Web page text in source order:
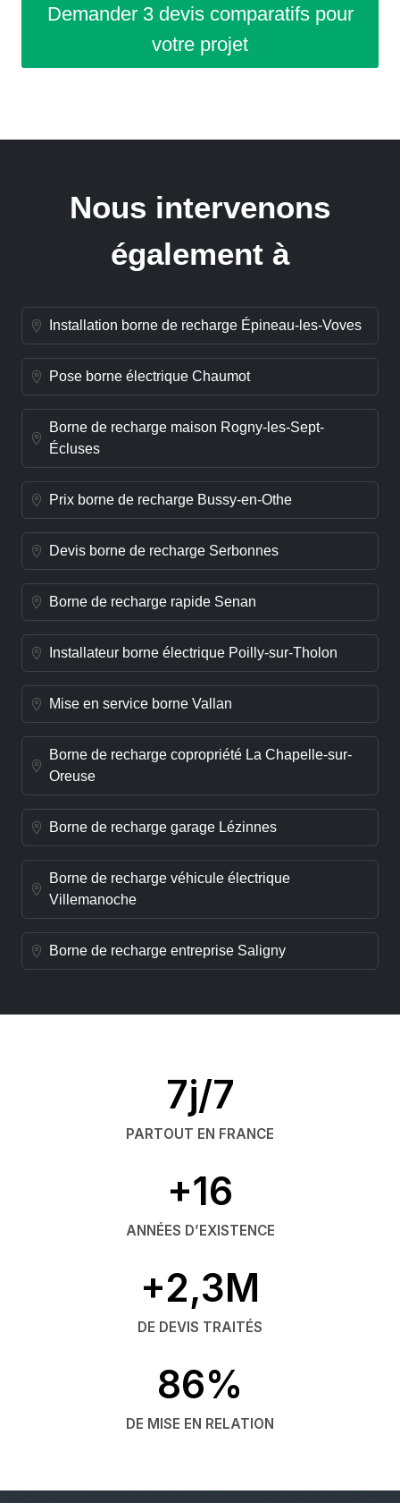
Demander 3 devis comparatifs pour
votre projet
Nous intervenons
également à
Installation borne de recharge Épineau-les-Voves
Pose borne électrique Chaumot
Borne de recharge maison Rogny-les-Sept-
Écluses
Prix borne de recharge Bussy-en-Othe
Devis borne de recharge Serbonnes
Borne de recharge rapide Senan
Installateur borne électrique Poilly-sur-Tholon
Mise en service borne Vallan
Borne de recharge copropriété La Chapelle-sur-
Oreuse
Borne de recharge garage Lézinnes
Borne de recharge véhicule électrique
Villemanoche
Borne de recharge entreprise Saligny
7j/7
PARTOUT EN FRANCE
+16
ANNÉES D’EXISTENCE
+2,3M
DE DEVIS TRAITÉS
86%
DE MISE EN RELATION